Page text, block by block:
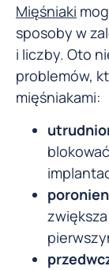
Mięśniaki
sposoby w
i liczby. Oto
problemów,
mięśniakami: